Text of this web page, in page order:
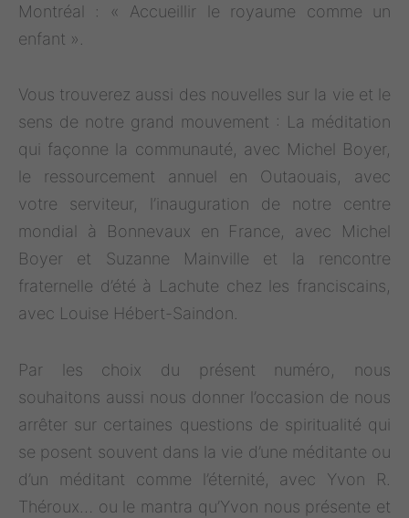
Montréal : « Accueillir le royaume comme un
enfant ».
Vous trouverez aussi des nouvelles sur la vie et le
sens de notre grand mouvement : La méditation
qui façonne la communauté, avec Michel Boyer,
le ressourcement annuel en Outaouais, avec
votre serviteur, l’inauguration de notre centre
mondial à Bonnevaux en France, avec Michel
Boyer et Suzanne Mainville et la rencontre
fraternelle d’été à Lachute chez les franciscains,
avec Louise Hébert-Saindon.
Par les choix du présent numéro, nous
souhaitons aussi nous donner l’occasion de nous
arrêter sur certaines questions de spiritualité qui
se posent souvent dans la vie d’une méditante ou
d’un méditant comme l’éternité, avec Yvon R.
Théroux… ou le mantra qu’Yvon nous présente et